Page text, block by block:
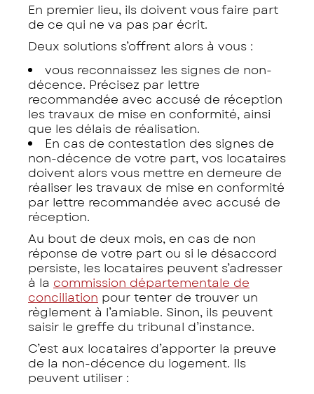
En premier lieu, ils doivent vous faire part
de ce qui ne va pas par écrit.
Deux solutions s’offrent alors à vous :
vous reconnaissez les signes de non-
décence. Précisez par lettre
recommandée avec accusé de réception
les travaux de mise en conformité, ainsi
que les délais de réalisation.
En cas de contestation des signes de
non-décence de votre part, vos locataires
doivent alors vous mettre en demeure de
réaliser les travaux de mise en conformité
par lettre recommandée avec accusé de
réception.
Au bout de deux mois, en cas de non
réponse de votre part ou si le désaccord
persiste, les locataires peuvent s’adresser
à la commission départementale de
conciliation pour tenter de trouver un
règlement à l’amiable. Sinon, ils peuvent
saisir le greffe du tribunal d’instance.
C’est aux locataires d’apporter la preuve
de la non-décence du logement. Ils
peuvent utiliser :